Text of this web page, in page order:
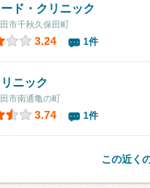
ド・クリニック
市千秋久保田町
3.24 1件
ニック
市南通亀の町
3.74 1件
この近く